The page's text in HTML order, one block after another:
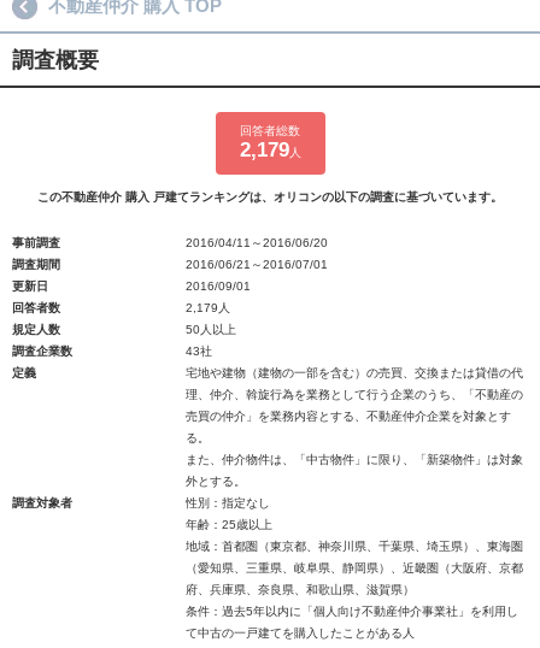
不動産仲介 購入 TOP
調査概要
回答者総数
2,179人
この不動産仲介 購入 戸建てランキングは、オリコンの以下の調査に基づいています。
事前調査
2016/04/11～2016/06/20
調査期間
2016/06/21～2016/07/01
更新日
2016/09/01
回答者数
2,179人
規定人数
50人以上
調査企業数
43社
定義
宅地や建物（建物の一部を含む）の売買、交換または貸借の代
理、仲介、斡旋行為を業務として行う企業のうち、「不動産の
売買の仲介」を業務内容とする、不動産仲介企業を対象とす
る。
また、仲介物件は、「中古物件」に限り、「新築物件」は対象
外とする。
調査対象者
性別：指定なし
年齢：25歳以上
地域：首都圏（東京都、神奈川県、千葉県、埼玉県）、東海圏
（愛知県、三重県、岐阜県、静岡県）、近畿圏（大阪府、京都
府、兵庫県、奈良県、和歌山県、滋賀県）
条件：過去5年以内に「個人向け不動産仲介事業社」を利用し
て中古の一戸建てを購入したことがある人